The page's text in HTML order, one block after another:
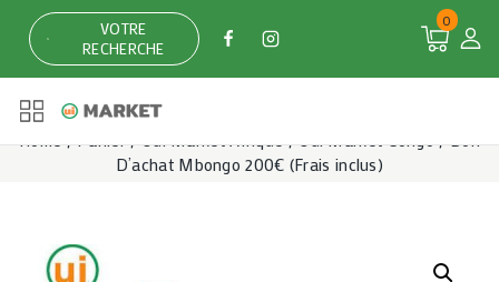
content
VOTRE
RECHERCHE
0
Home / Panier / Oui Market Afrique / Oui Market Congo / Bon
D’achat Mbongo 200€ (Frais inclus)